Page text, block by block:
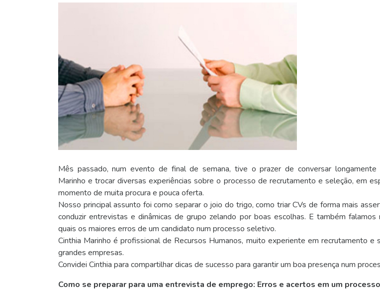
Mês passado, num evento de final de semana, tive o prazer de conversar longamente
Marinho e trocar diversas experiências sobre o processo de recrutamento e seleção, em
momento de muita procura e pouca oferta.
Nosso principal assunto foi como separar o joio do trigo, como triar CVs de forma mais
conduzir entrevistas e dinâmicas de grupo zelando por boas escolhas. E também falamos
quais os maiores erros de um candidato num processo seletivo.
Cinthia Marinho é profissional de Recursos Humanos, muito experiente em recrutamento e
grandes empresas.
Convidei Cinthia para compartilhar dicas de sucesso para garantir um boa presença num
Como se preparar para uma entrevista de emprego: Erros e acertos em um